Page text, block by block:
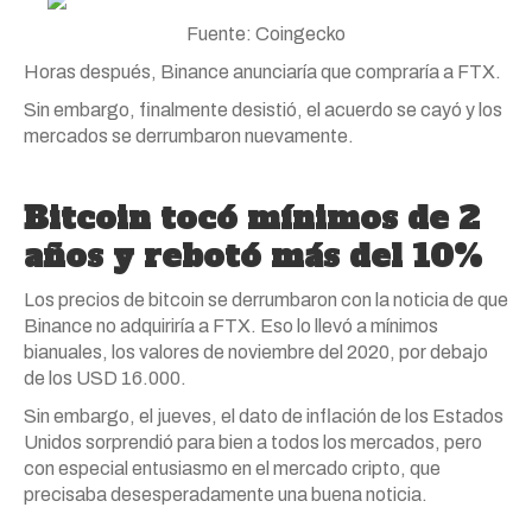
Fuente: Coingecko
Horas después, Binance anunciaría que compraría a FTX.
Sin embargo, finalmente desistió, el acuerdo se cayó y los
mercados se derrumbaron nuevamente.
Bitcoin tocó mínimos de 2
años y rebotó más del 10%
Los precios de bitcoin se derrumbaron con la noticia de que
Binance no adquiriría a FTX. Eso lo llevó a mínimos
bianuales, los valores de noviembre del 2020, por debajo
de los USD 16.000.
Sin embargo, el jueves, el dato de inflación de los Estados
Unidos sorprendió para bien a todos los mercados, pero
con especial entusiasmo en el mercado cripto, que
precisaba desesperadamente una buena noticia.